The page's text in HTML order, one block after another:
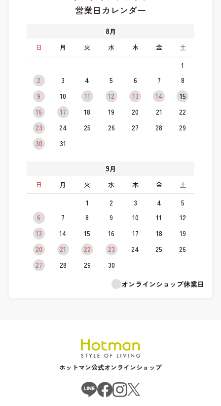
営業日カレンダー
8月
日
月 火 水 木 金 土
1
2
3 4 5 6 7
8
9
10 11 12 13 14
15
16
17 18 19 20 21
22
23
24 25 26 27 28
29
30
31
9月
日
月 火 水 木 金 土
1 2 3 4
5
6
7 8 9 10 11
12
13
14 15 16 17 18
19
20
21 22 23 24 25
26
27
28 29
30
オンラインショップ休業日
ホットマン公式オンラインショップ